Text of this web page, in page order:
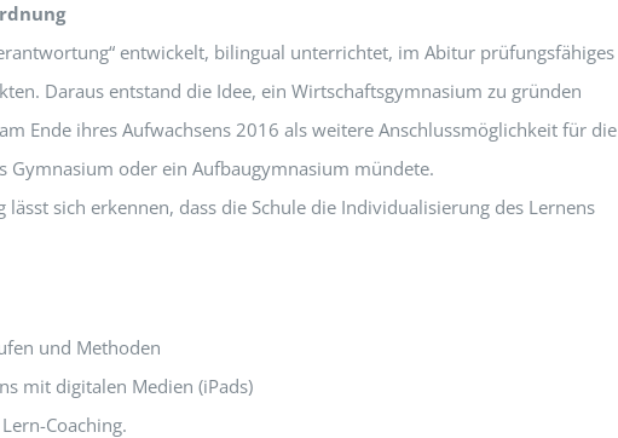
entwickelt, bilingual unterrichtet, im Abitur prüfungsfähiges
Daraus entstand die Idee, ein Wirtschaftsgymnasium zu gründen
Ende ihres Aufwachsens 2016 als weitere Anschlussmöglichkeit für die
Gymnasium oder ein Aufbaugymnasium mündete.
sich erkennen, dass die Schule die Individualisierung des Lernens
und Methoden
mit digitalen Medien (iPads)
Coaching.